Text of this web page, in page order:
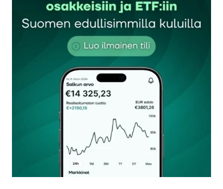
Sähköpostiosoitettasi ei julkaista.Pakolliset
kentät on merkitty*
Kommentti*
Nimesi tai nimimerkkisi
Sähköpostiosoitteesi